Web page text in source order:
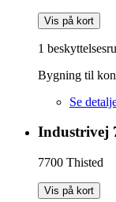
Vis på kort
1
Bygning til
Se
Industrivej
7700 Thisted
Vis på kort